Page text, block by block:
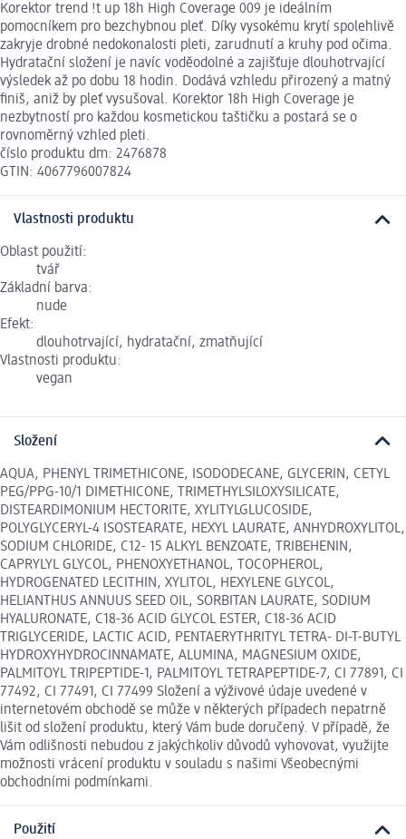
Korektor trend !t up 18h High Coverage 009 je ideálním
pomocníkem pro bezchybnou pleť. Díky vysokému krytí spolehlivě
zakryje drobné nedokonalosti pleti, zarudnutí a kruhy pod očima.
Hydratační složení je navíc voděodolné a zajišťuje dlouhotrvající
výsledek až po dobu 18 hodin. Dodává vzhledu přirozený a matný
finiš, aniž by pleť vysušoval. Korektor 18h High Coverage je
nezbytností pro každou kosmetickou taštičku a postará se o
rovnoměrný vzhled pleti.
číslo produktu dm: 2476878
GTIN: 4067796007824
Vlastnosti produktu
Oblast použití:
tvář
Základní barva:
nude
Efekt:
dlouhotrvající, hydratační, zmatňující
Vlastnosti produktu:
vegan
Složení
AQUA, PHENYL TRIMETHICONE, ISODODECANE, GLYCERIN, CETYL
PEG/PPG-10/1 DIMETHICONE, TRIMETHYLSILOXYSILICATE,
DISTEARDIMONIUM HECTORITE, XYLITYLGLUCOSIDE,
POLYGLYCERYL-4 ISOSTEARATE, HEXYL LAURATE, ANHYDROXYLITOL,
SODIUM CHLORIDE, C12- 15 ALKYL BENZOATE, TRIBEHENIN,
CAPRYLYL GLYCOL, PHENOXYETHANOL, TOCOPHEROL,
HYDROGENATED LECITHIN, XYLITOL, HEXYLENE GLYCOL,
HELIANTHUS ANNUUS SEED OIL, SORBITAN LAURATE, SODIUM
HYALURONATE, C18-36 ACID GLYCOL ESTER, C18-36 ACID
TRIGLYCERIDE, LACTIC ACID, PENTAERYTHRITYL TETRA- DI-T-BUTYL
HYDROXYHYDROCINNAMATE, ALUMINA, MAGNESIUM OXIDE,
PALMITOYL TRIPEPTIDE-1, PALMITOYL TETRAPEPTIDE-7, CI 77891, CI
77492, CI 77491, CI 77499 Složení a výživové údaje uvedené v
internetovém obchodě se může v některých případech nepatrně
lišit od složení produktu, který Vám bude doručený. V případě, že
Vám odlišnosti nebudou z jakýchkoliv důvodů vyhovovat, využijte
možnosti vrácení produktu v souladu s našimi Všeobecnými
obchodními podmínkami.
Použití